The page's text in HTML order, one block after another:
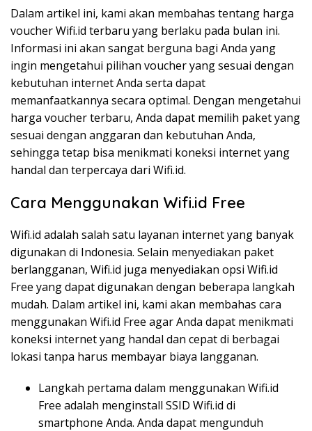
Dalam artikel ini, kami akan membahas tentang harga
voucher Wifi.id terbaru yang berlaku pada bulan ini.
Informasi ini akan sangat berguna bagi Anda yang
ingin mengetahui pilihan voucher yang sesuai dengan
kebutuhan internet Anda serta dapat
memanfaatkannya secara optimal. Dengan mengetahui
harga voucher terbaru, Anda dapat memilih paket yang
sesuai dengan anggaran dan kebutuhan Anda,
sehingga tetap bisa menikmati koneksi internet yang
handal dan terpercaya dari Wifi.id.
Cara Menggunakan Wifi.id Free
Wifi.id adalah salah satu layanan internet yang banyak
digunakan di Indonesia. Selain menyediakan paket
berlangganan, Wifi.id juga menyediakan opsi Wifi.id
Free yang dapat digunakan dengan beberapa langkah
mudah. Dalam artikel ini, kami akan membahas cara
menggunakan Wifi.id Free agar Anda dapat menikmati
koneksi internet yang handal dan cepat di berbagai
lokasi tanpa harus membayar biaya langganan.
Langkah pertama dalam menggunakan Wifi.id
Free adalah menginstall SSID Wifi.id di
smartphone Anda. Anda dapat mengunduh